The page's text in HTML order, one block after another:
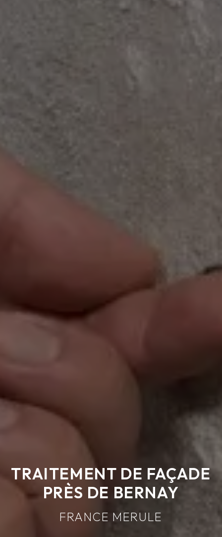
TRAITEMENT DE FAÇADE
PRÈS DE BERNAY
FRANCE MERULE